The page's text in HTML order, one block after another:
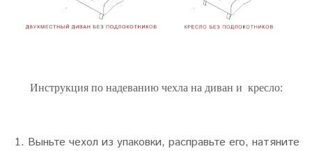
Инструкция по надеванию чехла на диван и кресло:
Выньте чехол из упаковки, расправьте его, натяните